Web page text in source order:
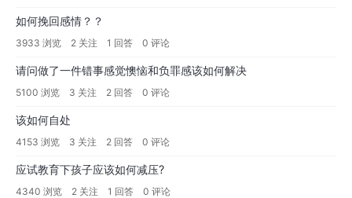
如何挽回感情？？
3933 浏览 2 关注 1 回答 0 评论
请问做了一件错事感觉懊恼和负罪感该如何解决
5100 浏览 3 关注 2 回答 0 评论
该如何自处
4153 浏览 3 关注 2 回答 0 评论
应试教育下孩子应该如何减压?
4340 浏览 2 关注 1 回答 0 评论